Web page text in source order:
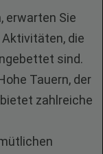
erwarten Sie
die
sind.
Tauern, der
zahlreiche